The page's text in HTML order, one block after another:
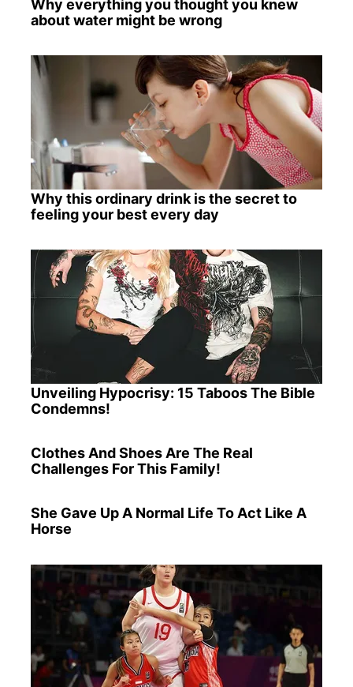
Why everything you thought you knew
about water might be wrong
Why this ordinary drink is the secret to
feeling your best every day
Unveiling Hypocrisy: 15 Taboos The Bible
Condemns!
Clothes And Shoes Are The Real
Challenges For This Family!
She Gave Up A Normal Life To Act Like A
Horse